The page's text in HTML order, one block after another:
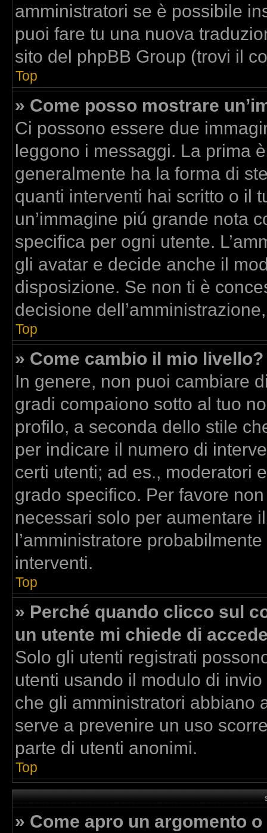
amministratori se è possibile
puoi fare tu una nuova
sito del phpBB Group (trovi il
Top
» Come posso mostrare
Ci possono essere due
leggono i messaggi. La prima
generalmente ha la forma di
quanti interventi hai scritto o il
un’immagine piú grande nota
specifica per ogni utente.
gli avatar e decide anche il
disposizione. Se non ti è
decisione
Top
» Come cambio il mio livello?
In genere, non puoi cambiare
gradi compaiono sotto al tuo
profilo, a seconda dello stile
per indicare il numero di
certi utenti; ad es., moderatori
grado specifico. Per favore
necessari solo per aumentare
l’amministratore
interventi.
Top
» Perché quando clicco sul
un utente mi chiede di
Solo gli utenti registrati
utenti usando il modulo di
che gli amministratori abbiano
serve a prevenire un uso
parte di utenti anonimi.
Top
» Come apro un argomento